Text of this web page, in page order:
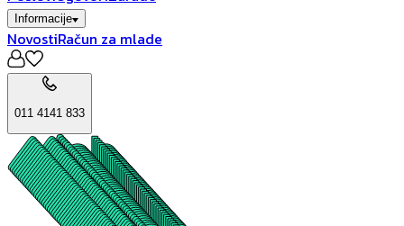
Informacije
NovostiRačun za mlade
011 4141 833